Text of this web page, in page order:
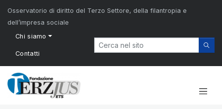
Osservatorio di diritto del Terzo Settore, della filantropia e
dell’impresa sociale
Chi siamo
Contatti